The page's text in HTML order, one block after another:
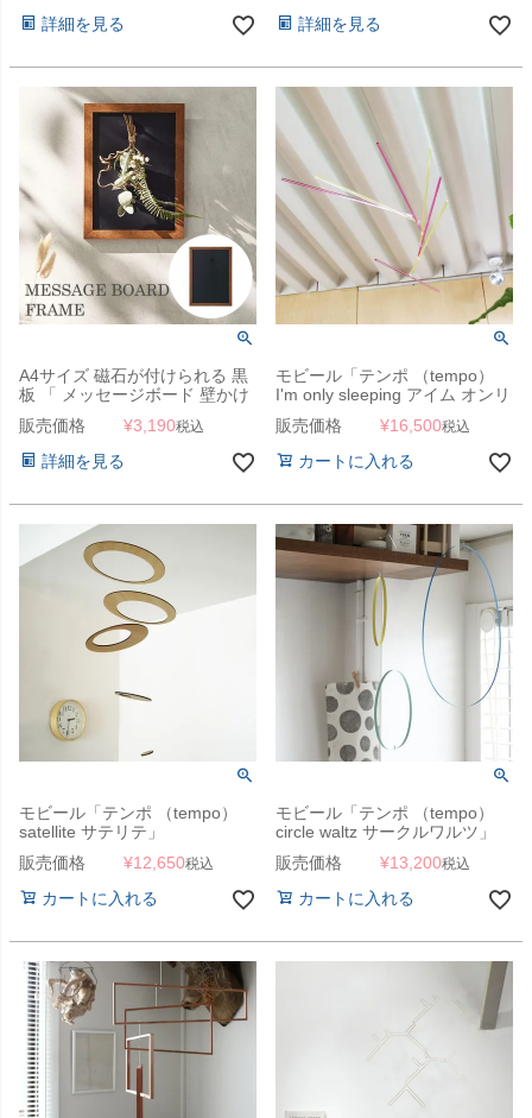
詳細を見る
詳細を見る
A4サイズ 磁石が付けられる 黒
板 「 メッセージボード 壁かけ
フレームタイプ 」
販売価格 ¥3,190税込
詳細を見る
モビール「テンポ （tempo）
I'm only sleeping アイム オンリ
ー スリーピング」
販売価格 ¥16,500税込
カートに入れる
モビール「テンポ （tempo）
satellite サテリテ」
販売価格
¥12,650税込
カートに入れる
モビール「テンポ （tempo）
circle waltz サークルワルツ」
販売価格
¥13,200税込
カートに入れる